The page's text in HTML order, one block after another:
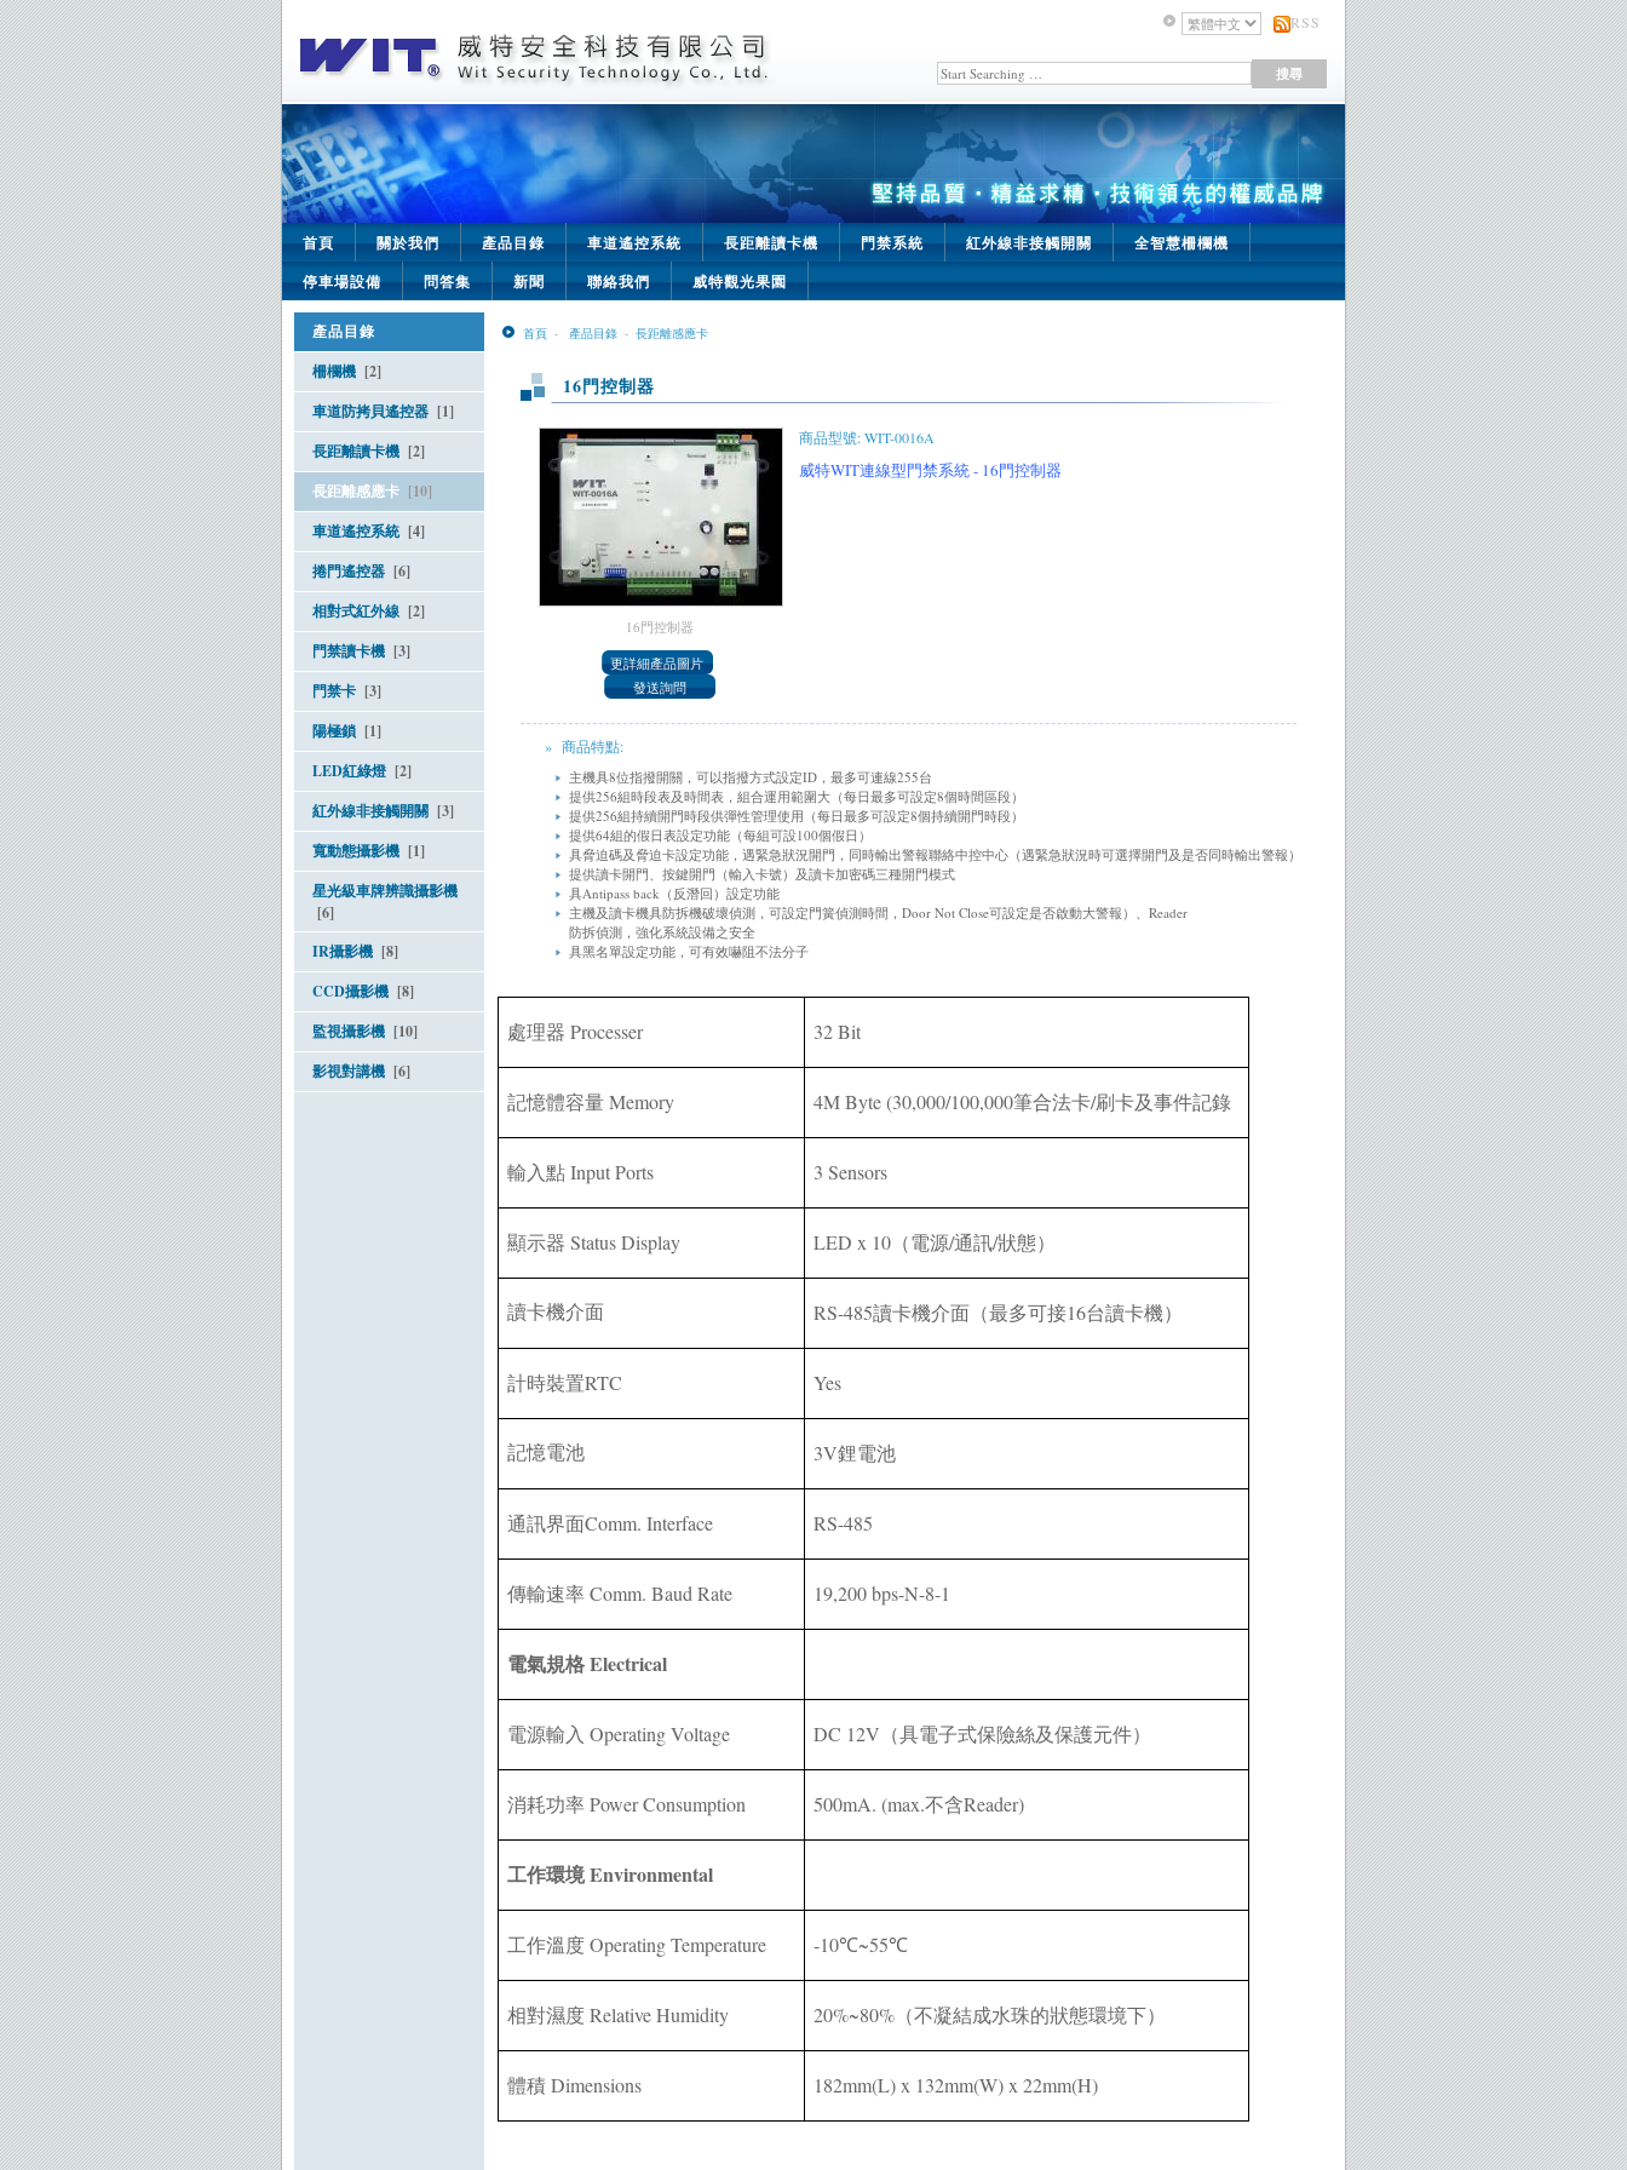
RSS
首頁 關於我們 產品目錄 車道遙控系統 長距離讀卡機 門禁系統 紅外線非接觸開關
全智慧柵欄機
停車場設備
問答集 新聞 聯絡我們 威特觀光果園
產品目錄
柵欄機 [2]
車道防拷貝遙控器 [1]
長距離讀卡機 [2]
長距離感應卡 [10]
車道遙控系統 [4]
捲門遙控器 [6]
相對式紅外線 [2]
門禁讀卡機 [3]
門禁卡 [3]
陽極鎖 [1]
LED紅綠燈 [2]
紅外線非接觸開關 [3]
寬動態攝影機 [1]
星光級車牌辨識攝影機
[6]
IR攝影機 [8]
CCD攝影機 [8]
監視攝影機 [10]
影視對講機 [6]
首頁 - 產品目錄 - 長距離感應卡
16門控制器
16門控制器
商品型號: WIT-0016A
威 特 WIT連 線 型 門 禁 系 統 - 16門 控 制 器
» 商品特點:
主 機 具 8位 指 撥 開 關 ， 可 以 指 撥 方 式 設 定 ID， 最 多 可 連 線 255台
提 供 256組 時 段 表 及 時 間 表 ， 組 合 運 用 範 圍 大 （ 每 日 最 多 可 設 定 8個 時 間 區 段 ）
提 供 256組 持 續 開 門 時 段 供 彈 性 管 理 使 用 （ 每 日 最 多 可 設 定 8個 持 續 開 門 時 段 ）
提 供 64組 的 假 日 表 設 定 功 能 （ 每 組 可 設 100個 假 日 ）
具 脅 迫 碼 及 脅 迫 卡 設 定 功 能 ， 遇 緊 急 狀 況 開 門 ， 同 時 輸 出 警 報 聯 絡 中 控 中 心 （ 遇 緊 急 狀 況 時 可 選 擇 開 門 及 是 否 同 時 輸 出 警 報 ）
提 供 讀 卡 開 門 、 按 鍵 開 門 （ 輸 入 卡 號 ） 及 讀 卡 加 密 碼 三 種 開 門 模 式
具 Antipass back（ 反 潛 回 ） 設 定 功 能
主 機 及 讀 卡 機 具 防 拆 機 破 壞 偵 測 ， 可 設 定 門 簧 偵 測 時 間 ， Door Not Close可 設 定 是 否 啟 動 大 警 報 ） 、 Reader
防 拆 偵 測 ， 強 化 系 統 設 備 之 安 全
具 黑 名 單 設 定 功 能 ， 可 有 效嚇 阻 不 法 分 子
處理器 Processer 32 Bit
記憶體容量Memory 4MByte (30,000/100,000筆合法卡/刷卡及事件記錄
輸入點Input Ports 3 Sensors
顯示器 Status Display LED x 10（電源/通訊/狀態）
讀卡機介面 RS-485讀卡機介面（最多可接16台讀卡機）
計時裝置RTC Yes
記憶電池 3V鋰電池
通訊界面Comm. Interface RS-485
傳輸速率Comm. Baud Rate 19,200 bps-N-8-1
電氣規格Electrical
電源輸入 Operating Voltage DC 12V （具電子式保險絲及保護元件）
消耗功率Power Consumption 500mA. (max.不含Reader)
工作環境Environmental
工作溫度Operating Temperature -10℃~55℃
相對濕度Relative Humidity 20%~80%（不凝結成水珠的狀態環境下）
體積Dimensions 182mm(L) x 132mm(W) x 22mm(H)